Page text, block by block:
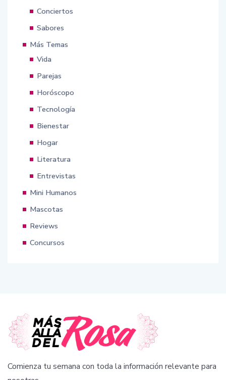
Conciertos
Sabores
Más Temas
Vida
Parejas
Horóscopo
Tecnología
Bienestar
Hogar
Literatura
Entrevistas
Mini Humanos
Mascotas
Reviews
Concursos
Comienza tu semana con toda la información relevante para